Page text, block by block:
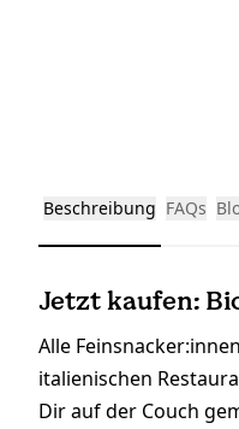
Beschreibung FAQs
Jetzt kaufen:
Alle
italienischen
Dir auf der Couch